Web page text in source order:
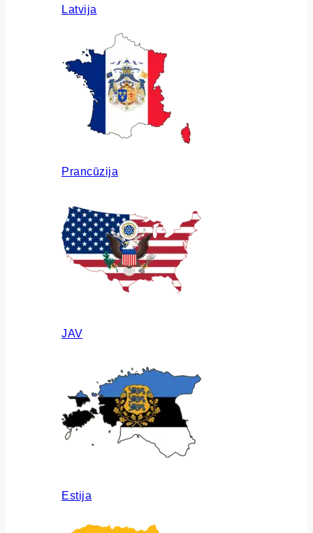
Latvija
Prancūzija
JAV
Estija